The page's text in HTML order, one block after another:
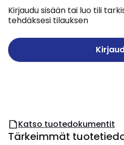
Kirjaudu sisään tai luo tili
tehdäksesi tilauksen
Katso tuotedokumentit
Tärkeimmät